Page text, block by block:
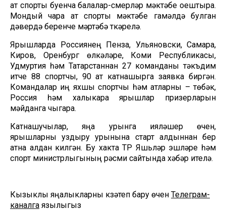
ат спорты буенча балалар-үсмерләр мәктәбе оештыра.
Мондый чара ат спорты мәктәбе гамәлдә булган
дәвердә беренче мәртәбә үткәрелә.
Ярышларда Россиянең Пенза, Ульяновски, Самара,
Киров, Оренбург өлкәләре, Коми Республикасы,
Удмуртия һәм Татарстаннан 27 команданы тәкъдим
итүче 88 спортчы, 90 ат катнашырга заявка биргән.
Командалар иң яхшы спортчы һәм атларны – төбәк,
Россия һәм халыкара ярышлар призерларын
мәйданга чыгара.
Катнашучылар, яңа урынга ияләшер өчен,
ярышларны уздыру урынына старт алдыннан бер
атна алдан килгән. Бу хакта ТР Яшьләр эшләре һәм
спорт министрлыгының рәсми сайтында хәбәр ителә.
Кызыклы яңалыкларны күзәтеп бару өчен Телеграм-
каналга язылыгыз